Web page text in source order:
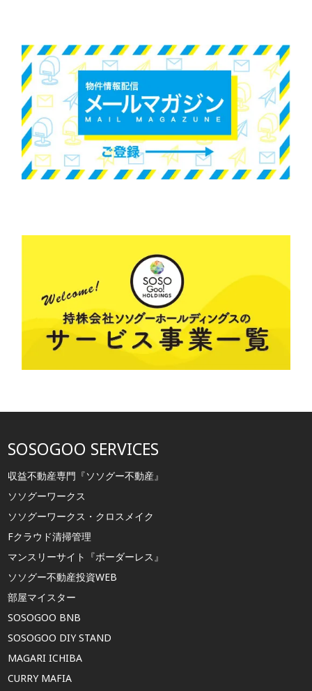
SOSOGOO SERVICES
収益不動産専門『ソソグー不動産』
ソソグーワークス
ソソグーワークス・クロスメイク
Fクラウド清掃管理
マンスリーサイト『ボーダーレス』
ソソグー不動産投資WEB
部屋マイスター
SOSOGOO BNB
SOSOGOO DIY STAND
MAGARI ICHIBA
CURRY MAFIA